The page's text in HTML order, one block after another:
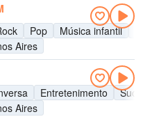
Pop Música infantil
Aires
Entretenimento
Aires